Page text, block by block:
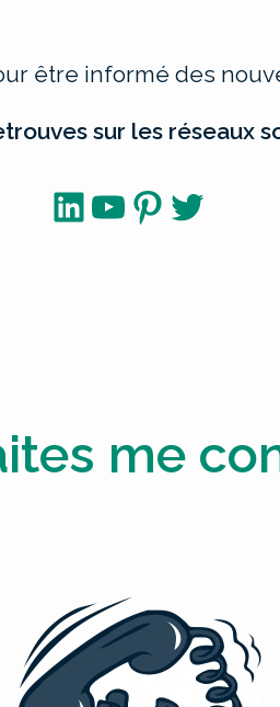
être informé des
sur les réseaux
LinkedIn
YouTube
Pinterest
Twitter
me